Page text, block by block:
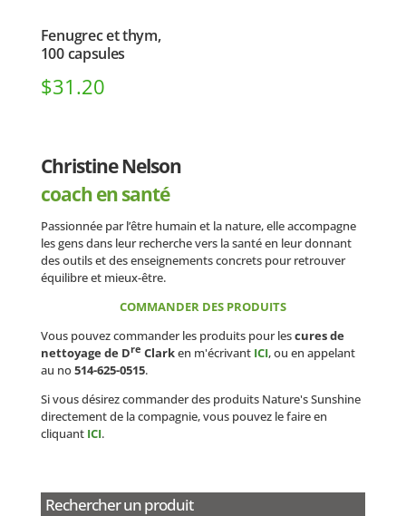
Fenugrec et thym,
100 capsules
$31.20
Christine Nelson
coach en santé
Passionnée par l’être humain et la nature, elle accompagne
les gens dans leur recherche vers la santé en leur donnant
des outils et des enseignements concrets pour retrouver
équilibre et mieux-être.
COMMANDER DES PRODUITS
Vous pouvez commander les produits pour lescures de
nettoyage de Dre Clarken m'écrivant ICI, ou en appelant
au no514-625-0515.
Si vous désirez commander des produits Nature's Sunshine
directement de la compagnie, vous pouvez le faire en
cliquant ICI.
Rechercher un produit